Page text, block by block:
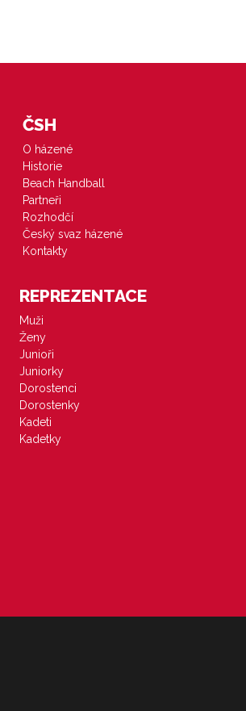
ČSH
O házené
Historie
Beach Handball
Partneři
Rozhodčí
Český svaz házené
Kontakty
REPREZENTACE
Muži
Ženy
Junioři
Juniorky
Dorostenci
Dorostenky
Kadeti
Kadetky